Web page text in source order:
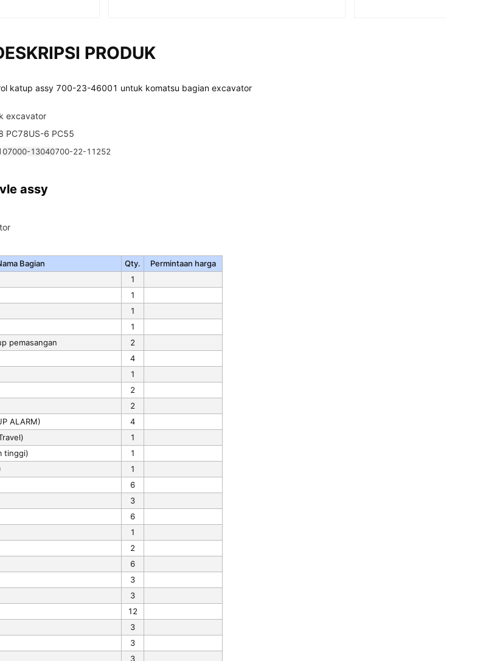
PRODUK
katup assy 700-23-46001 untuk komatsu bagian excavator
excavator
PC78US-6 PC55
07000-13040700-22-11252
assy
Bagian Qty.
Permintaan harga
1
1
1
1
pemasangan
2
4
1
2
2
ALARM)
4
1
tinggi)
1
1
6
3
6
1
2
6
3
3
12
3
3
3